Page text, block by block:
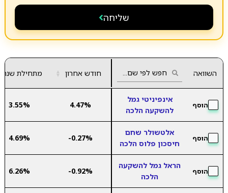
שליחה
השוואה חודש אחרון ▲
▼ מתחילת שנה
הוסף
אינפיניטי גמל
להשקעה הלכה
4.47%
3.55%
הוסף
אלטשולר שחם
חיסכון פלוס הלכה
-0.27%
4.69%
הוסף
הראל גמל להשקעה
הלכה
-0.92%
6.26%